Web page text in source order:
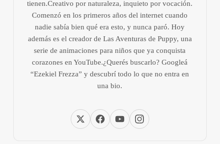
tienen.Creativo por naturaleza, inquieto por vocación.
Comenzó en los primeros años del internet cuando
nadie sabía bien qué era esto, y nunca paró. Hoy
además es el creador de Las Aventuras de Puppy, una
serie de animaciones para niños que ya conquista
corazones en YouTube.¿Querés buscarlo? Googleá
“Ezekiel Frezza” y descubrí todo lo que no entra en
una bio.